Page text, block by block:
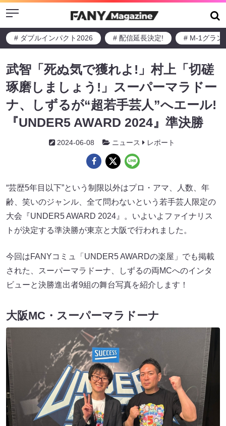
Menu
# ダブルインパクト2026 # 配信延長決定! # M-1グラン
武智「死ぬ気で獲れよ!」村上「切磋
琢磨しましょう!」スーパーマラドー
ナ、しずるが“超若手芸人”へエール!
『UNDER5 AWARD 2024』準決勝
2024-06-08 ニュース レポート
“芸歴5年目以下”という制限以外はプロ・アマ、人数、年
齢、笑いのジャンル、全て問わないという若手芸人限定の
大会『UNDER5 AWARD 2024』。いよいよファイナリス
トが決定する準決勝が東京と大阪で行われました。
今回はFANYコミュ「UNDER5 AWARDの楽屋」でも掲載
された、スーパーマラドーナ、しずるの両MCへのインタ
ビューと決勝進出者9組の舞台写真を紹介します！
大阪MC・スーパーマラドーナ